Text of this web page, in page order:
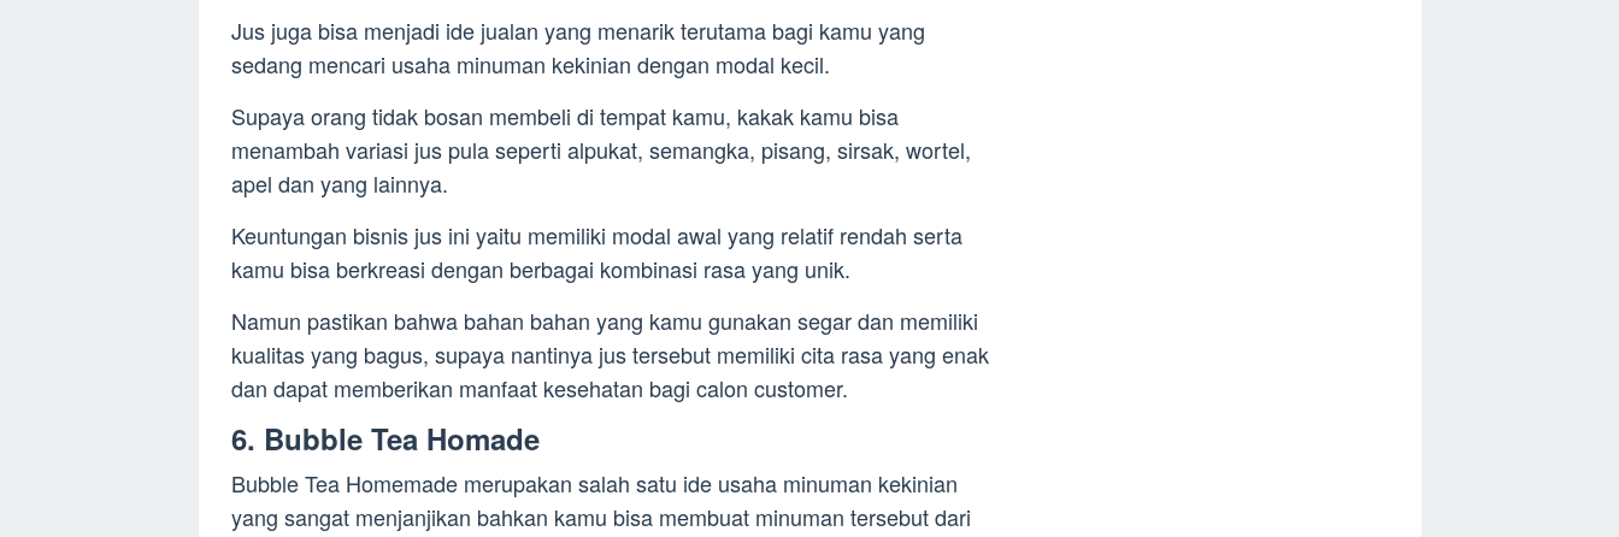
Jus juga bisa menjadi ide jualan yang menarik terutama bagi kamu yang
sedang mencari usaha minuman kekinian dengan modal kecil.
Supaya orang tidak bosan membeli di tempat kamu, kakak kamu bisa
menambah variasi jus pula seperti alpukat, semangka, pisang, sirsak, wortel,
apel dan yang lainnya.
Keuntungan bisnis jus ini yaitu memiliki modal awal yang relatif rendah serta
kamu bisa berkreasi dengan berbagai kombinasi rasa yang unik.
Namun pastikan bahwa bahan bahan yang kamu gunakan segar dan memiliki
kualitas yang bagus, supaya nantinya jus tersebut memiliki cita rasa yang enak
dan dapat memberikan manfaat kesehatan bagi calon customer.
6. Bubble Tea Homade
Bubble Tea Homemade merupakan salah satu ide usaha minuman kekinian
yang sangat menjanjikan bahkan kamu bisa membuat minuman tersebut dari